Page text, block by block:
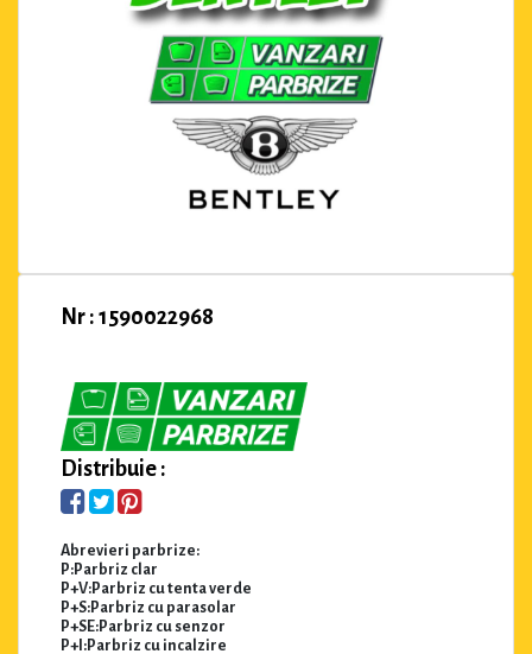
Nr : 1590022968
Distribuie :
Abrevieri parbrize:
P:Parbriz clar
P+V:Parbriz cu tenta verde
P+S:Parbriz cu parasolar
P+SE:Parbriz cu senzor
P+I:Parbriz cu incalzire